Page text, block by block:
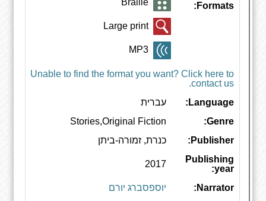
Formats:
Large print
Unable to find the format you want? Click here to
contact us.
Language:
עברית
Genre:
Stories,Original Fiction
Publisher:
כנרת, זמורה-ביתן
Publishing
year:
2017
Narrator: יוספסברג יורם